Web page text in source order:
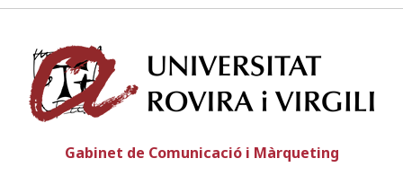
Gabinet de Comunicació i Màrqueting